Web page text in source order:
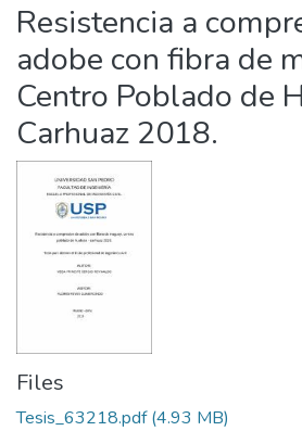
Statistics
Resistencia a
adobe con fibra de
Centro Poblado de
Carhuaz 2018.
Files
Tesis_63218.pdf(4.93 MB)